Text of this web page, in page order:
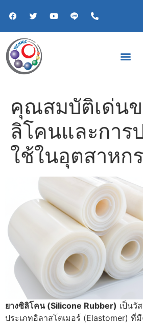
คุณสมบัติเด่นข
ลิโคนและการ
ใช้ในอุตสาหก
ยางซิลิโคน (Silicone Rubber) เป็นวั
ประเภทอิลาสโตเมอร์ (Elastomer) ที่